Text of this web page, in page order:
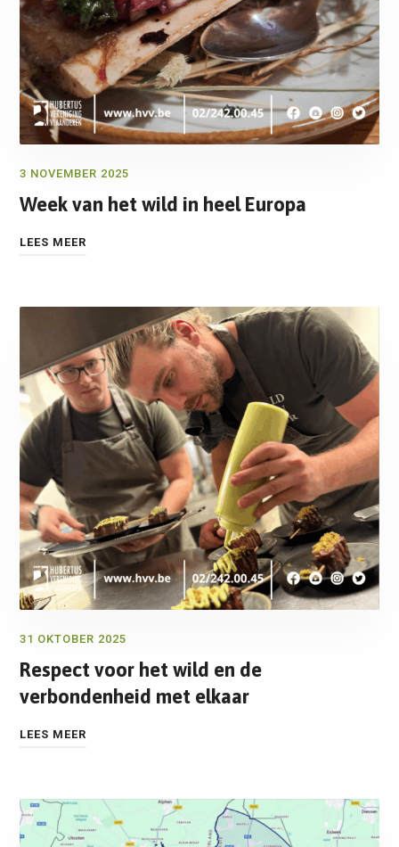
3 NOVEMBER 2025
Week van het wild in heel Europa
LEES MEER
31 OKTOBER 2025
Respect voor het wild en de
verbondenheid met elkaar
LEES MEER